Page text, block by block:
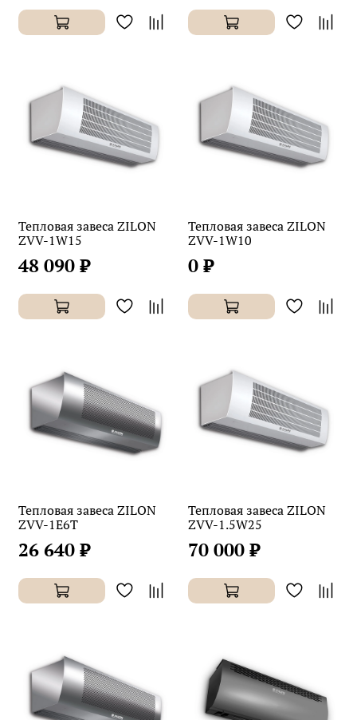
Тепловая завеса ZILON
ZVV-1W15
48 090 ₽
Тепловая завеса ZILON
ZVV-1W10
0 ₽
Тепловая завеса ZILON
ZVV-1E6T
26 640 ₽
Тепловая завеса ZILON
ZVV-1.5W25
70 000 ₽